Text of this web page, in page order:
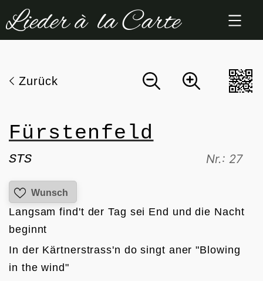
Zum
Inhalt
Zurück
Fürstenfeld
STS Nr.: 27
Wunsch
Langsam find't der Tag sei End und die Nacht
beginnt
In der Kärtnerstrass'n do singt aner "Blowing
in the wind"